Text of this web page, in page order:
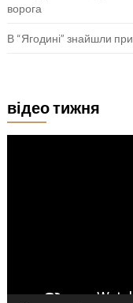
ворога
В “Ягодині” знайшли
відео тижня